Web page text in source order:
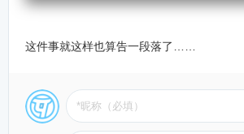
这件事就这样也算告一段落了……